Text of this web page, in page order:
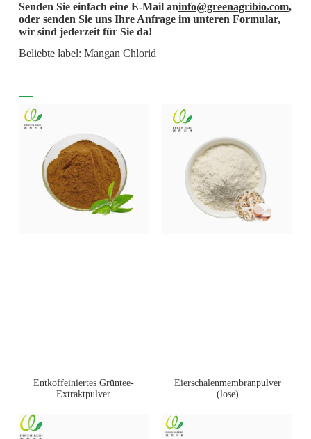
Senden Sie einfach eine E-Mail aninfo@greenagribio.com,
oder senden Sie uns Ihre Anfrage im unteren Formular,
wir sind jederzeit für Sie da!
Beliebte label: Mangan Chlorid
Entkoffeiniertes Grüntee-
Extraktpulver
Eierschalenmembranpulver
(lose)